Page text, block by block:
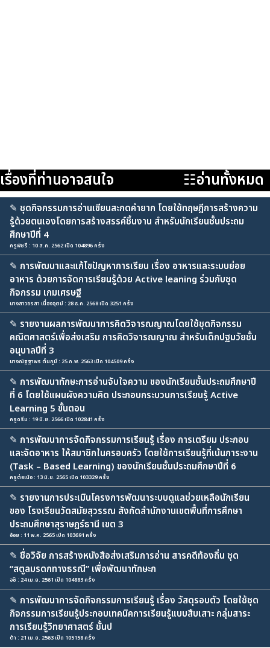
เรื่องที่ท่านอาจสนใจ ☷อ่านทั้งหมด
✎ ชุดกิจกรรมการอ่านเขียนสะกดคำยาก โดยใช้ทฤษฎีการสร้างความ
รู้ด้วยตนเองโดยการสร้างสรรค์ชิ้นงาน สำหรับนักเรียนชั้นประถม
ศึกษาปีที่ 4
ครูพัชรี : 10 ส.ค. 2562 เปิด 104896 ครั้ง
✎ การพัฒนาและแก้ไขปัญหาการเรียน เรื่อง อาหารและระบบย่อย
อาหาร ด้วยการจัดการเรียนรู้ด้วย Active leaning ร่วมกับชุด
กิจกรรม เกมเศรษฐี
นางสาวอรสา เนื่องอุตม์ : 28 ธ.ค. 2568 เปิด 3251 ครั้ง
✎ รายงานผลการพัฒนาการคิดวิจารณญาณโดยใช้ชุดกิจกรรม
คณิตศาสตร์เพื่อส่งเสริม การคิดวิจารณญาณ สำหรับเด็กปฐมวัยชั้น
อนุบาลปีที่ 3
นางณัฐฐาพร ตั้นภูมี : 25 ก.พ. 2563 เปิด 104509 ครั้ง
✎ การพัฒนาทักษะการอ่านจับใจความ ของนักเรียนชั้นประถมศึกษาปี
ที่ 6 โดยใช้แผนผังความคิด ประกอบกระบวนการเรียนรู้ Active
Learning 5 ขั้นตอน
ครูดรีม : 19 มิ.ย. 2566 เปิด 102841 ครั้ง
✎ การพัฒนาการจัดกิจกรรมการเรียนรู้ เรื่อง การเตรียม ประกอบ
และจัดอาหาร ให้สมาชิกในครอบครัว โดยใช้การเรียนรู้ที่เน้นภาระงาน
(Task – Based Learning) ของนักเรียนชั้นประถมศึกษาปีที่ 6
ครูต่อเน้อ : 13 มิ.ย. 2565 เปิด 103329 ครั้ง
✎ รายงานการประเมินโครงการพัฒนาระบบดูแลช่วยเหลือนักเรียน
ของ โรงเรียนวัดสมัยสุวรรณ สังกัดสำนักงานเขตพื้นที่การศึกษา
ประถมศึกษาสุราษฎร์ธานี เขต 3
อ้อย : 11 พ.ค. 2565 เปิด 103691 ครั้ง
✎ ชื่อวิจัย การสร้างหนังสือส่งเสริมการอ่าน สารคดีท้องถิ่น ชุด
“สตูลมรดกทางธรณี” เพื่อพัฒนาทักษะก
อชิ : 24 เม.ย. 2561 เปิด 104883 ครั้ง
✎ การพัฒนาการจัดกิจกรรมการเรียนรู้ เรื่อง วัสดุรอบตัว โดยใช้ชุด
กิจกรรมการเรียนรู้ประกอบเทคนิคการเรียนรู้แบบสืบเสาะ กลุ่มสาระ
การเรียนรู้วิทยาศาสตร์ ชั้นป
ต้า : 21 เม.ย. 2563 เปิด 105158 ครั้ง